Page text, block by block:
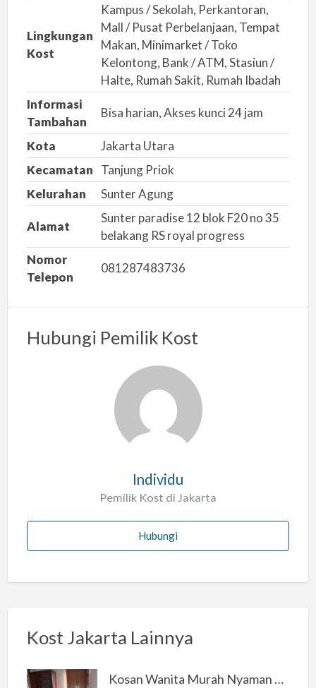
h
Lingkungan
Kost
Kampus / Sekolah, Perkantoran,
Mall / Pusat Perbelanjaan, Tempat
Makan, Minimarket / Toko
Kelontong, Bank / ATM, Stasiun /
Halte, Rumah Sakit, Rumah Ibadah
Informasi
Tambahan
Bisa harian, Akses kunci 24 jam
Kota
Jakarta Utara
Kecamatan
Tanjung Priok
Kelurahan
Sunter Agung
Alamat
Sunter paradise 12 blok F20 no 35
belakang RS royal progress
Nomor
Telepon
081287483736
Hubungi Pemilik Kost
Individu
Pemilik Kost di Jakarta
Hubungi
Kost Jakarta Lainnya
Kosan Wanita Murah Nyaman di Jakarta Selatan